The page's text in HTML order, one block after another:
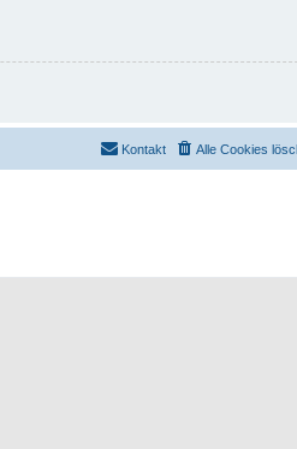
Alle Cookies
Kontakt